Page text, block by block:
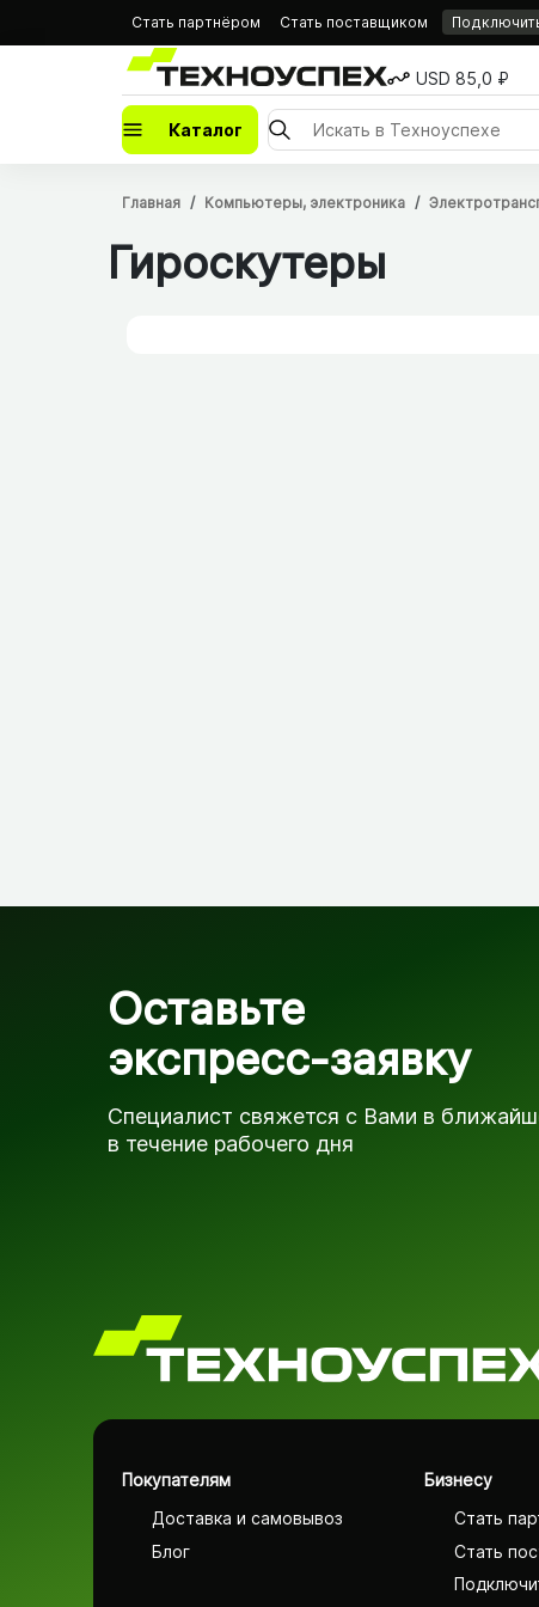
Стать партнёром Стать поставщиком
USD 85,0 ₽
Каталог
Главная Компьютеры, электроника
Гироскутеры
Оставьте
экспресс-заявку
Специалист свяжется с Вами в
в течение рабочего дня
Покупателям
Доставка и самовывоз
Блог
Бизнесу
Стать
Стать